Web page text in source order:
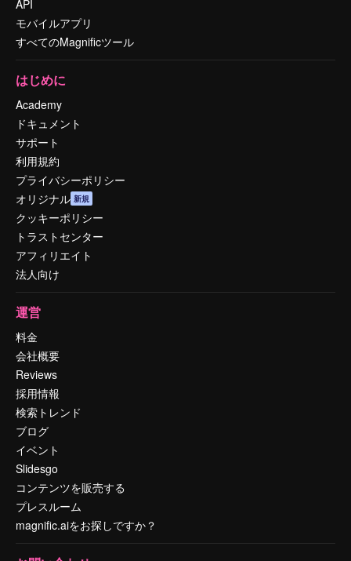
API
モバイルアプリ
すべてのMagnificツール
はじめに
Academy
ドキュメント
サポート
利用規約
プライバシーポリシー
オリジナル 新規
クッキーポリシー
トラストセンター
アフィリエイト
法人向け
運営
料金
会社概要
Reviews
採用情報
検索トレンド
ブログ
イベント
Slidesgo
コンテンツを販売する
プレスルーム
magnific.aiをお探しですか？